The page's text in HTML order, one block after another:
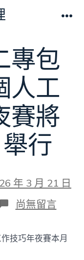
專包
人工
賽將
行
年 3 月 21 日
在
〈江
省
第
尚無留言
技巧年夜賽本月